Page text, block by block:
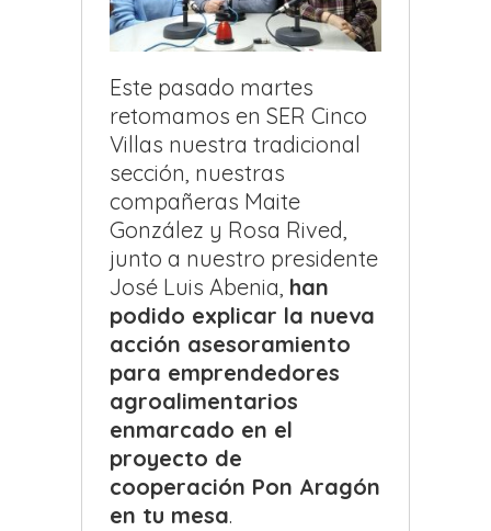
Este pasado martes
retomamos en SER Cinco
Villas nuestra tradicional
sección, nuestras
compañeras Maite
González y Rosa Rived,
junto a nuestro presidente
José Luis Abenia, han
podido explicar la nueva
acción asesoramiento
para emprendedores
agroalimentarios
enmarcado en el
proyecto de
cooperación Pon Aragón
en tu mesa.